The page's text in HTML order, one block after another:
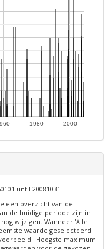
1980 2000
until 20081031
een overzicht van de
de huidige periode zijn in
wijzigen. Wanneer 'Alle
waarde geselecteerd
"Hoogste maximum